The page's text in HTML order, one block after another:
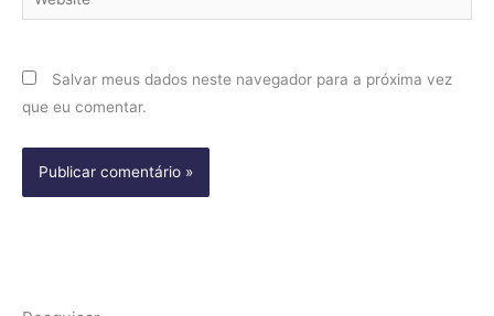
Salvar meus dados neste navegador para a próxima vez
que eu comentar.